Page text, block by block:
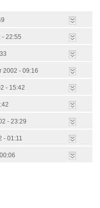
- 22:55
2002 - 09:16
- 15:42
- 23:29
- 01:11